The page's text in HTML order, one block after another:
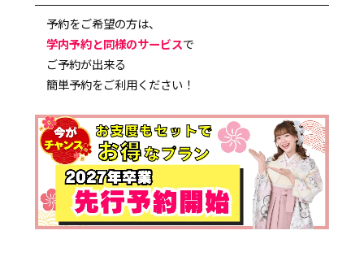
予約をご希望の方は、
学内予約と同様のサービスで
ご予約が出来る
簡単予約をご利用ください！